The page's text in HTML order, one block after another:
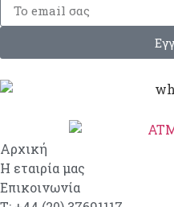
Αρχική
Η εταιρία μας
Επικοινωνία